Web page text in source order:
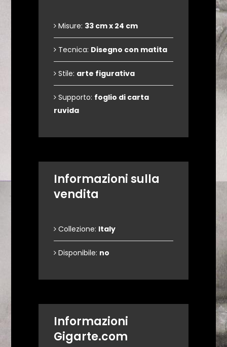
Misure: 33 cm x 24 cm
Tecnica: Disegno con matita
Stile: arte figurativa
Supporto: foglio di carta
ruvida
Informazioni sulla
vendita
Collezione: Italy
Disponibile: no
Informazioni
Gigarte.com